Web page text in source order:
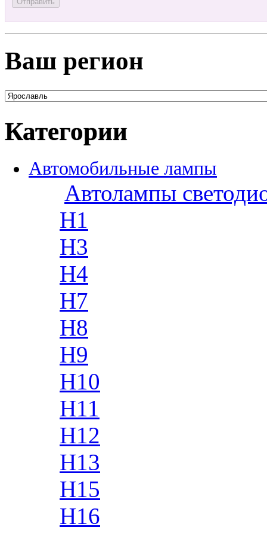
Ваш регион
Категории
Автомобильные лампы
Автолампы
H1
H3
H4
H7
H8
H9
H10
H11
H12
H13
H15
H16